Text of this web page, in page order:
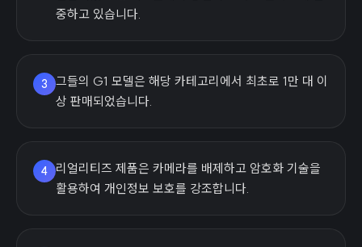
중하고 있습니다.
3
그들의 G1 모델은 해당 카테고리에서 최초로 1만 대 이
상 판매되었습니다.
4
리얼리티즈 제품은 카메라를 배제하고 암호화 기술을
활용하여 개인정보 보호를 강조합니다.